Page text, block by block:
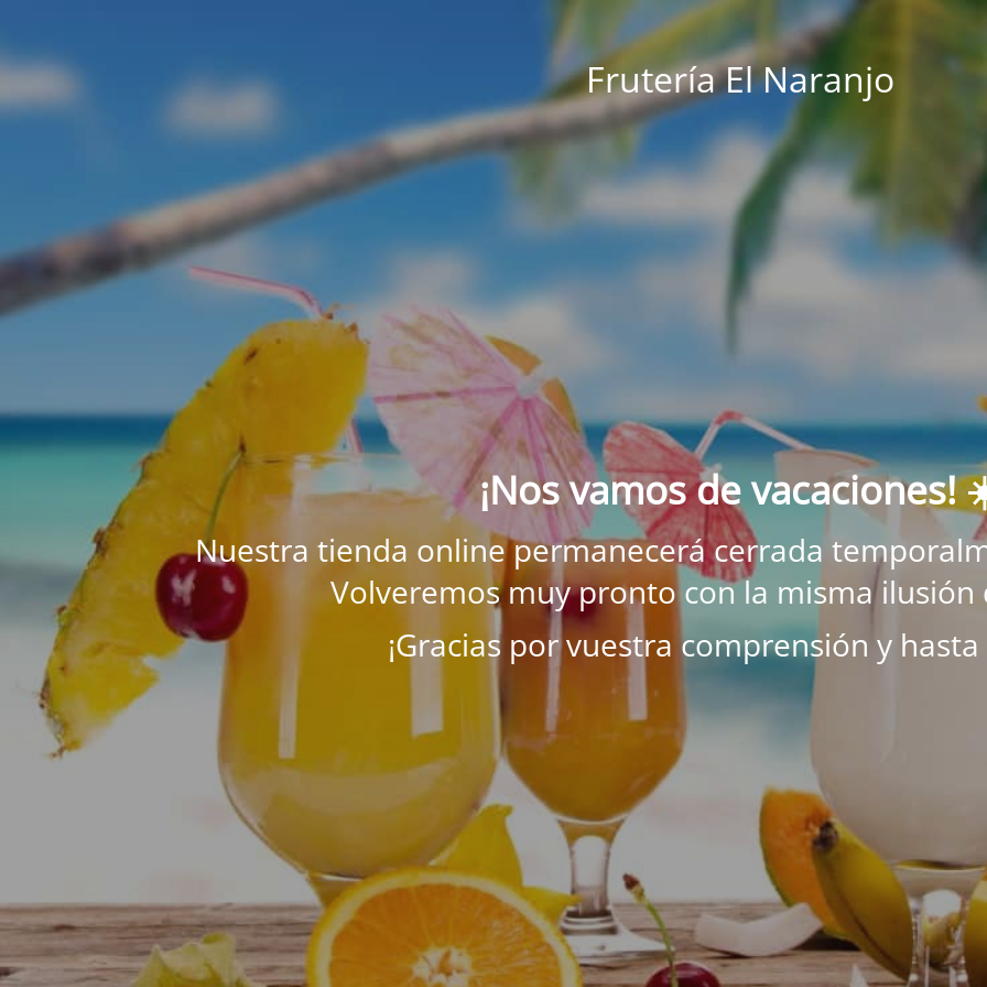
Frutería El Naranjo
¡Nos vamos de vacaciones!
Nuestra tienda online permanecerá cerrada
Volveremos muy pronto con la misma ilusión
¡Gracias por vuestra comprensión y